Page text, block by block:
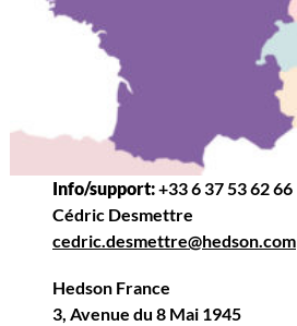
Info/support:+33 6 37 53 62 66
Cédric Desmettre
cedric.desmettre@hedson.com
Hedson France
3, Avenue du 8 Mai 1945